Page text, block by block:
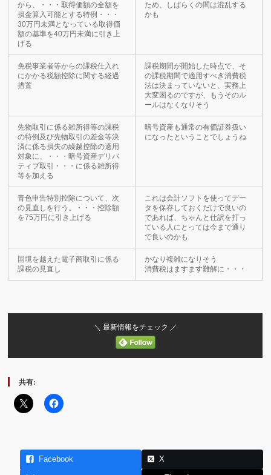
から、・・・取得価額の全額を
損金算入可能とする特例・・・
30万円未満となっている取得価
額の基準を40万円未満に引き上
げる
ため、しばらくの間は混乱する
かも
免税事業者等からの課税仕入れ
にかかる税額控除に関する経過
措置
課税期間が開始した時点で、そ
の課税期間で適用すべき消費税
法は決まっていないと、実務上
大変困るのですが、もうそのル
ールはなくなりそう
先物取引に係る雑所得等の課税
の特例及び先物取引の差金等決
済に係る損失の繰越控除の適用
対象に、・・・暗号資産デリバ
ティブ取引・・・に係る雑所得
等を加える
暗号資産も通常の有価証券扱い
になったということでしょうね
青色申告特別控除について、次
の見直しを行う。・・・控除額
を75万円に引き上げる
これは会計ソフトを使ってデー
タを保存しておくだけで良いの
であれば、ちゃんと仕訳を打っ
ている人にとっては今まで通り
で良いのかも
国境を越えた電子商取引に係る
課税の見直し
かなり複雑になりそう
消費税はますます難解に・・・
＼ 最新情報をチェック ／
共有:
Facebook X